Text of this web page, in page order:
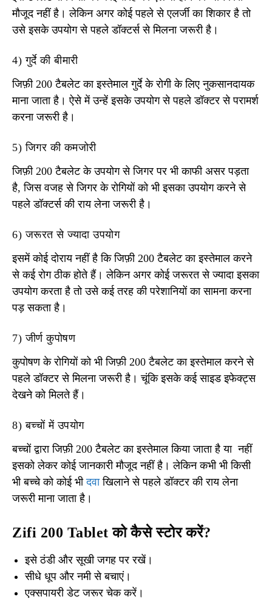
मौजूद नहीं है। लेकिन अगर कोई पहले से एलर्जी का शिकार है तो
उसे इसके उपयोग से पहले डॉक्टर्स से मिलना जरूरी है।
4) गुर्दे की बीमारी
जिफ़ी 200 टैबलेट का इस्तेमाल गुर्दे के रोगी के लिए नुकसानदायक
माना जाता है। ऐसे में उन्हें इसके उपयोग से पहले डॉक्टर से परामर्श
करना जरूरी है।
5) जिगर की कमजोरी
जिफ़ी 200 टैबलेट के उपयोग से जिगर पर भी काफी असर पड़ता
है, जिस वजह से जिगर के रोगियों को भी इसका उपयोग करने से
पहले डॉक्टर्स की राय लेना जरूरी है।
6) जरूरत से ज्यादा उपयोग
इसमें कोई दोराय नहीं है कि जिफ़ी 200 टैबलेट का इस्तेमाल करने
से कई रोग ठीक होते हैं। लेकिन अगर कोई जरूरत से ज्यादा इसका
उपयोग करता है तो उसे कई तरह की परेशानियों का सामना करना
पड़ सकता है।
7) जीर्ण कुपोषण
कुपोषण के रोगियों को भी जिफ़ी 200 टैबलेट का इस्तेमाल करने से
पहले डॉक्टर से मिलना जरूरी है। चूंकि इसके कई साइड इफेक्ट्स
देखने को मिलते हैं।
8) बच्चों में उपयोग
बच्चों द्वारा जिफ़ी 200 टैबलेट का इस्तेमाल किया जाता है या नहीं
इसको लेकर कोई जानकारी मौजूद नहीं है। लेकिन कभी भी किसी
भी बच्चे को कोई भीदवाखिलाने से पहले डॉक्टर की राय लेना
जरूरी माना जाता है।
Zifi 200 Tablet को कैसे स्टोर करें?
इसे ठंडी और सूखी जगह पर रखें।
सीधे धूप और नमी से बचाएं।
एक्सपायरी डेट जरूर चेक करें।